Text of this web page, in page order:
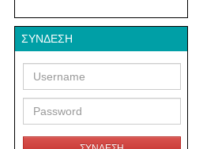
ΣΎΝΔΕΣΗ